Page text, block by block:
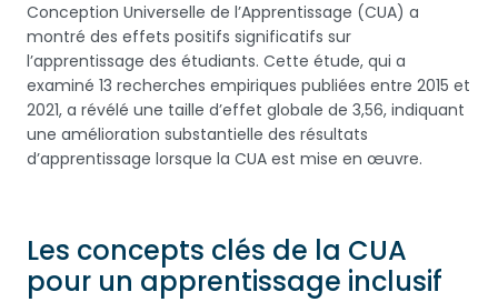
Conception Universelle de l’Apprentissage (CUA) a
montré des effets positifs significatifs sur
l’apprentissage des étudiants. Cette étude, qui a
examiné 13 recherches empiriques publiées entre 2015 et
2021, a révélé une taille d’effet globale de 3,56, indiquant
une amélioration substantielle des résultats
d’apprentissage lorsque la CUA est mise en œuvre.
Les concepts clés de la CUA
pour un apprentissage inclusif